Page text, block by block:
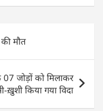
मौत
07 जोड़ों को मिलाकर
ख़ुशी किया गया विदा